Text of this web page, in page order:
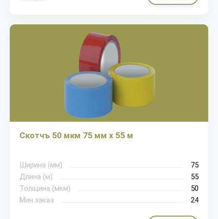
Скотчъ 50 мкм 75 мм х 55 м
Ширина (мм)
75
Длина (м)
55
Толщина (мкм)
50
Мин.заказ
24